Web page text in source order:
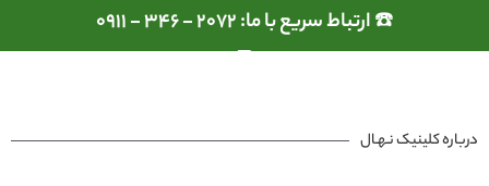
☎️ ارتباط سریع با ما: 2072 - 346 - 0911
درباره کلینیک نـهـال